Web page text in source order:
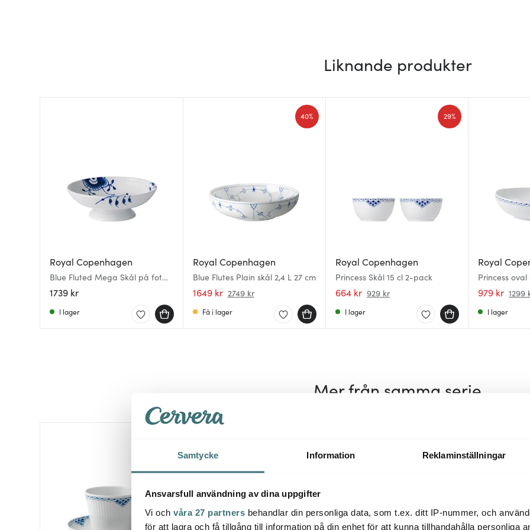
Samtycke Information Reklaminställningar
Ansvarsfull användning av dina uppgifter
Vi och våra 27 partners behandlar din personliga data, som t.ex. ditt IP-nummer, och
för att lagra och få tillgång till information på din enhet för att kunna tillhandahålla personliga
Liknande produkter
Royal Copenhagen
Blue Fluted Mega Skål på fot
17,5 cm
1739 kr
I lager
Royal Copenhagen
Blue Flutes Plain skål 2,4 L 27 cm
1649 kr 2749 kr
40%
Få i lager
Royal Copenhagen
Princess Skål 15 cl 2-pack
664 kr 929 kr
29%
I lager
Royal
Princess
979 kr 1299
I lager
Mer från samma serie